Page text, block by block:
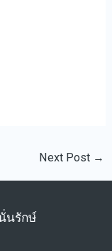
Next Post →
นรักษ์